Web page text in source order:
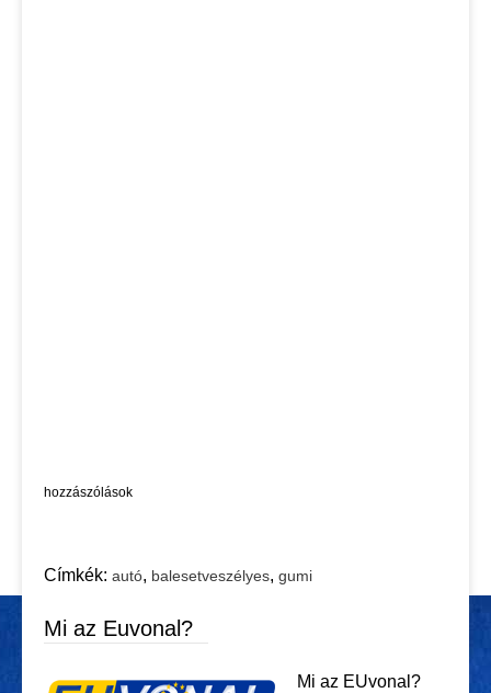
hozzászólások
Címkék: autó, balesetveszélyes, gumi
Mi az Euvonal?
Mi az EUvonal?